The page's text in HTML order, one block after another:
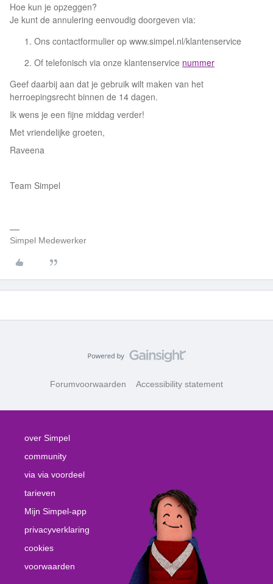
Hoe kun je opzeggen?
Je kunt de annulering eenvoudig doorgeven via:
Ons contactformulier op www.simpel.nl/klantenservice
Of telefonisch via onze klantenservice nummer
Geef daarbij aan dat je gebruik wilt maken van het
herroepingsrecht binnen de 14 dagen.
Ik wens je een fijne middag verder!
Met vriendelijke groeten,
Raveena
Team Simpel
Simpel Medewerker
Forumvoorwaarden Accessibility statement
over Simpel
community
via via voordeel
tarieven
Mijn Simpel-app
privacyverklaring
cookies
voorwaarden